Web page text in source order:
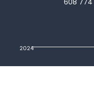
608 774
2024